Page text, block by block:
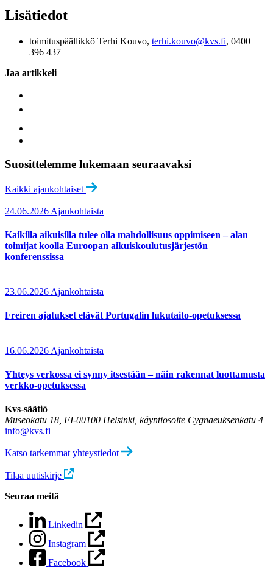
Lisätiedot
toimituspäällikkö Terhi Kouvo, terhi.kouvo@kvs.fi, 0400
396 437
Jaa artikkeli
Suosittelemme lukemaan seuraavaksi
Kaikki ajankohtaiset
24.06.2026 Ajankohtaista
Kaikilla aikuisilla tulee olla mahdollisuus oppimiseen – alan
toimijat koolla Euroopan aikuiskoulutusjärjestön
konferenssissa
23.06.2026 Ajankohtaista
Freiren ajatukset elävät Portugalin lukutaito-opetuksessa
16.06.2026 Ajankohtaista
Yhteys verkossa ei synny itsestään – näin rakennat luottamusta
verkko-opetuksessa
Kvs-säätiö
Museokatu 18, FI-00100 Helsinki, käyntiosoite Cygnaeuksenkatu 4
info@kvs.fi
Katso tarkemmat yhteystiedot
Tilaa uutiskirje
Seuraa meitä
Linkedin
Instagram
Facebook